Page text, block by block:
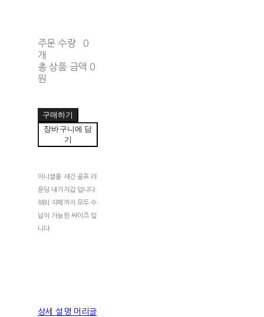
주문 수량
0
개
총 상품 금액 0
원
구매하기
장바구니에 담
기
이니셜을 새긴 골프 라
운딩 내기지갑 입니다.
해외 지폐까지 모두 수
납이 가능한 싸이즈 입
니다.
상세 설명 머리글